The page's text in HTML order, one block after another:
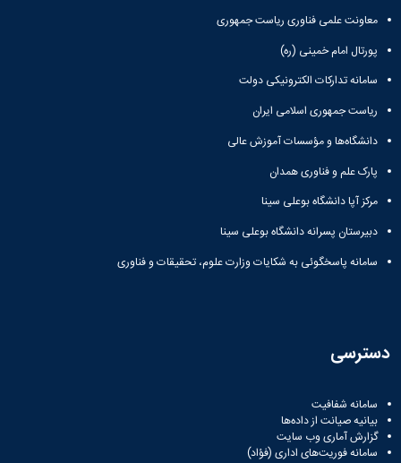
معاونت علمی فناوری ریاست جمهوری
پورتال امام خمینی (ره)
سامانه تدارکات الکترونیکی دولت
ریاست جمهوری اسلامی ایران
دانشگاه‌ها و مؤسسات آموزش عالی
پارک علم و فناوری همدان
مرکز آپا دانشگاه بوعلی سینا
دبیرستان پسرانه دانشگاه بوعلی سینا
سامانه پاسخگوئی به شکایات وزارت علوم، تحقیقات و فناوری
دسترسی
سامانه شفافیت
بیانیه صیانت از داده‌ها
گزارش آماری وب‌ سایت
سامانه فوریت‌های اداری (فؤاد)